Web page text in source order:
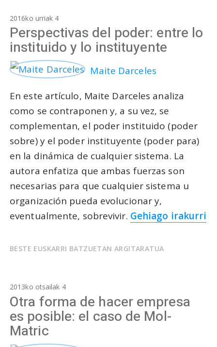
2016ko urriak 4
Perspectivas del poder: entre lo
instituido y lo instituyente
Maite Darceles
En este artículo, Maite Darceles analiza
como se contraponen y, a su vez, se
complementan, el poder instituido (poder
sobre) y el poder instituyente (poder para)
en la dinámica de cualquier sistema. La
autora enfatiza que ambas fuerzas son
necesarias para que cualquier sistema u
organización pueda evolucionar y,
eventualmente, sobrevivir. Gehiago irakurri
BESTE EUSKARRI BATZUETAN ARGITARATUA
2013ko otsailak 4
Otra forma de hacer empresa
es posible: el caso de Mol-
Matric